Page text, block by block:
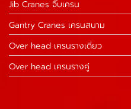
Jib Cranes จิ๊บเครน
Gantry Cranes เครนสนาม
Over head เครนรางเดี่ยว
Over head เครนรางคู่